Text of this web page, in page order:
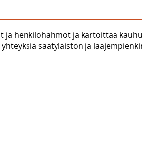
henkilöhahmot ja kartoittaa
säätyläistön ja